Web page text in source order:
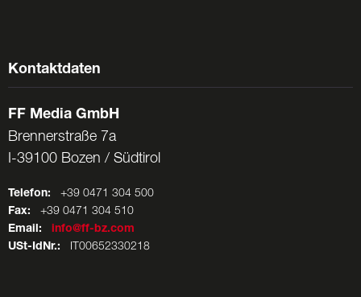
Kontaktdaten
FF Media GmbH
Brennerstraße 7a
I-39100 Bozen / Südtirol
Telefon: +39 0471 304 500
Fax: +39 0471 304 510
Email:
info@ff-bz.com
USt-IdNr.: IT00652330218